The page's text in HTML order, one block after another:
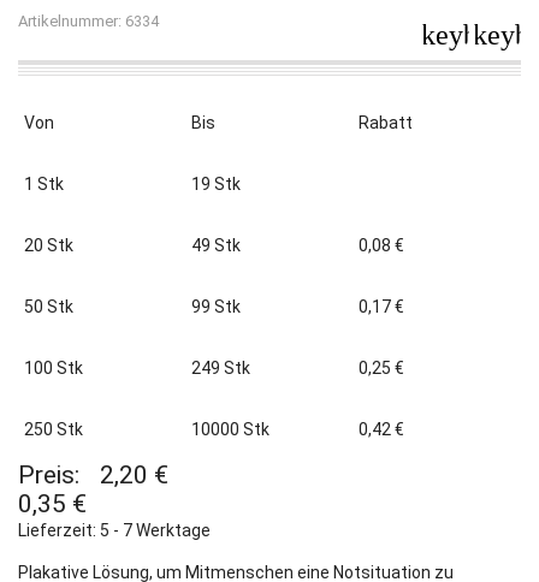
Artikelnummer: 6334
Von Bis Rabatt
1 Stk 19 Stk
20 Stk 49 Stk 0,08 €
50 Stk 99 Stk 0,17 €
100 Stk 249 Stk 0,25 €
250 Stk 10000 Stk 0,42 €
Preis:
2,20 €
0,35 €
Lieferzeit: 5 - 7 Werktage
Plakative Lösung, um Mitmenschen eine Notsituation zu